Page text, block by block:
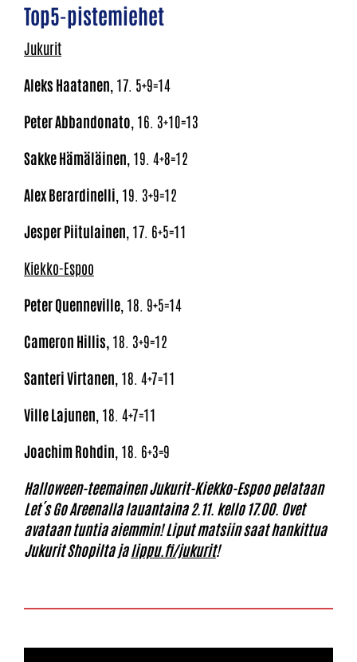
Top5-pistemiehet
Jukurit
Aleks Haatanen , 17. 5+9=14
Peter Abbandonato , 16. 3+10=13
Sakke Hämäläinen , 19. 4+8=12
Alex Berardinelli , 19. 3+9=12
Jesper Piitulainen , 17. 6+5=11
Kiekko-Espoo
Peter Quenneville , 18. 9+5=14
Cameron Hillis, 18. 3+9=12
Santeri Virtanen , 18. 4+7=11
Ville Lajunen , 18. 4+7=11
Joachim Rohdin , 18. 6+3=9
Halloween-teemainen Jukurit-Kiekko-Espoo pelataan
Let´s Go Areenalla lauantaina 2.11. kello 17.00. Ovet
avataan tuntia aiemmin! Liput matsiin saat hankittua
Jukurit Shopilta jalippu.fi/jukurit!